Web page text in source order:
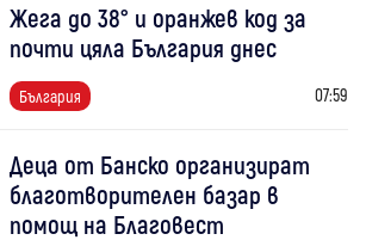
Жега до 38° и оранжев код за
почти цяла България днес
България 07:59
Деца от Банско организират
благотворителен базар в
помощ на Благовест